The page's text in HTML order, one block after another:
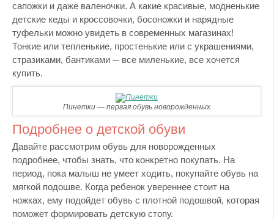
сапожки и даже валеночки. А какие красивые, модненькие
детские кеды и кроссовочки, босоножки и нарядные
туфельки можно увидеть в современных магазинах!
Тонкие или тепленькие, простенькие или с украшениями,
стразиками, бантиками ─ все миленькие, все хочется
купить.
Пинетки — первая обувь новорожденных
Подробнее о детской обуви
Давайте рассмотрим обувь для новорожденных
подробнее, чтобы знать, что конкретно покупать. На
период, пока малыш не умеет ходить, покупайте обувь на
мягкой подошве. Когда ребенок увереннее стоит на
ножках, ему подойдет обувь с плотной подошвой, которая
поможет формировать детскую стопу.